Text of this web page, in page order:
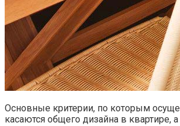
Основные критерии, по которым
касаются общего дизайна в квартире,